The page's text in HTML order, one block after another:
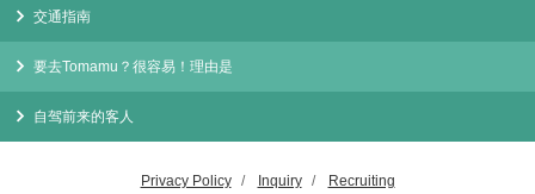
交通指南
要去Tomamu？很容易！理由是
自驾前来的客人
Privacy Policy Inquiry Recruiting